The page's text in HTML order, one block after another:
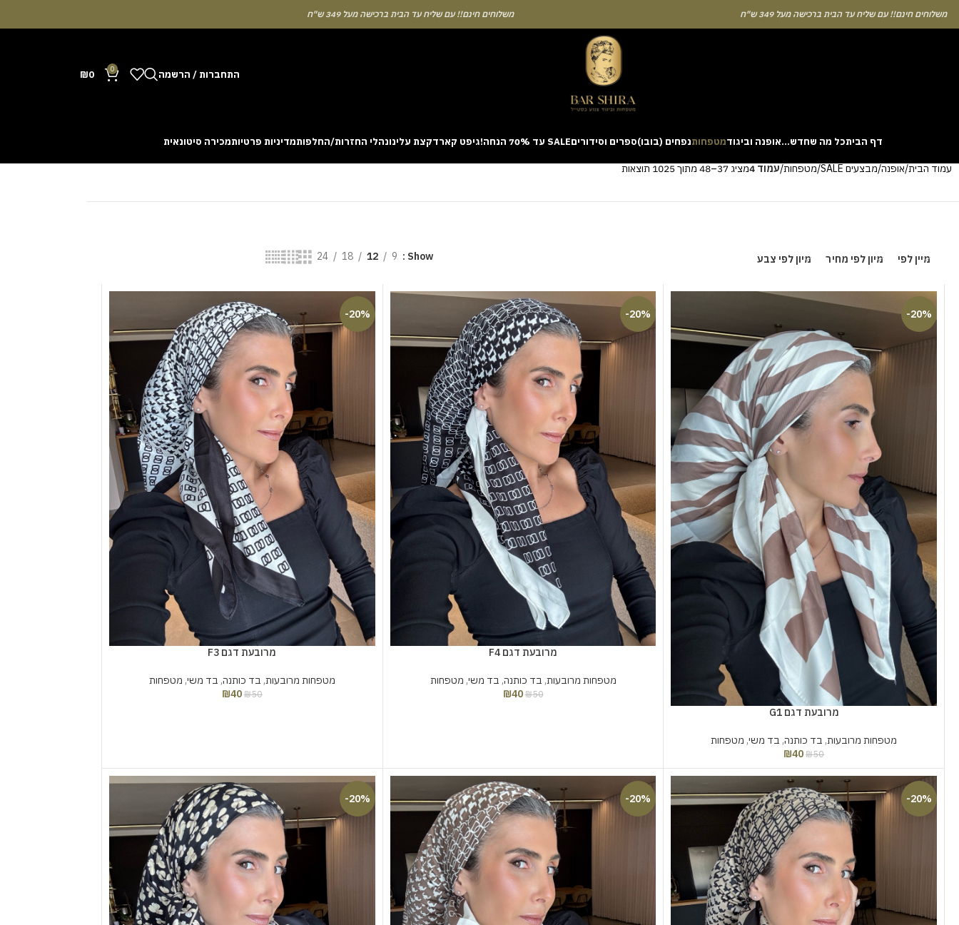
חינם!! עם שליח עד הבית ברכישה מעל 349 ש"ח משלוחים חינם!! עם שליח עד הבית ברכישה מעל 349 ש"ח
התחברות / הרשמה 0
₪0
דף הביתכל מה שחדש…אופנה וביגודמטפחותנפחים (בובו)ספרים וסידוריםSALE עד 70% הנחה! גיפט קארדקצת עלינונהלי החזרות/החלפותמדיניות פרטיותמכירה סיטונאית
Many people enjoy the chance to test their intuition with a unique casino game that combines simple rules and rapid rounds. This particularAviatorgame attracts attention because it asks you to
with the interface. Some enthusiasts share tactics on sites like [aviatordreamliner.com] where they discuss the statistical probability of long sessions. Reading these guides often reveals how the
עמוד הבית אופנה מבצעים SALE מטפחות עמוד 4 מציג 37–48 מתוך 1025 תוצאות
מיין לפי מיון לפי מחיר מיון לפי צבע Show
9
12
18
24
-20%
מרובעת דגם G1
מטפחות מרובעות, בד כותנה, בד משי, מטפחות
₪50
₪40
-20%
מרובעת דגם F4
מטפחות מרובעות, בד כותנה, בד משי, מטפחות
₪50
₪40
-20%
מרובעת דגם F3
מטפחות מרובעות, בד כותנה, בד משי, מטפחות
₪50
₪40
-20%
-20%
-20%